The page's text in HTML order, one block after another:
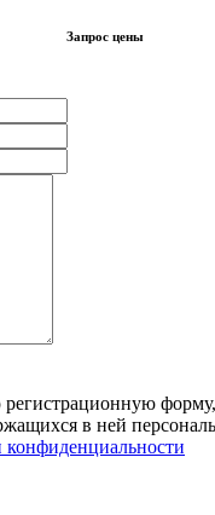
Запрос цены
в ней
конфиденциальности